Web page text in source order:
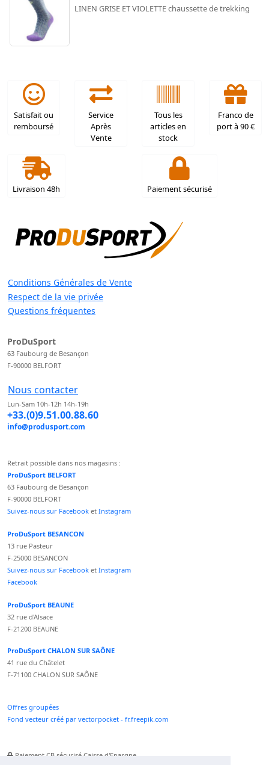
LINEN GRISE ET VIOLETTE chaussette de trekking
Satisfait ou
remboursé
Service
Après
Vente
Tous les
articles en
stock
Franco de
port à 90 €
Livraison 48h Paiement sécurisé
Conditions Générales de Vente
Respect de la vie privée
Questions fréquentes
ProDuSport
63 Faubourg de Besançon
F-90000 BELFORT
Nous contacter
Lun-Sam 10h-12h 14h-19h
+33.(0)9.51.00.88.60
info@produsport.com
Retrait possible dans nos magasins :
ProDuSport BELFORT
63 Faubourg de Besançon
F-90000 BELFORT
Suivez-nous sur Facebook et Instagram
ProDuSport BESANCON
13 rue Pasteur
F-25000 BESANCON
Suivez-nous sur Facebook et Instagram
Facebook
ProDuSport BEAUNE
32 rue d'Alsace
F-21200 BEAUNE
ProDuSport CHALON SUR SAÔNE
41 rue du Châtelet
F-71100 CHALON SUR SAÔNE
Offres groupées
Fond vecteur créé par vectorpocket - fr.freepik.com
Paiement CB sécurisé Caisse d'Epargne